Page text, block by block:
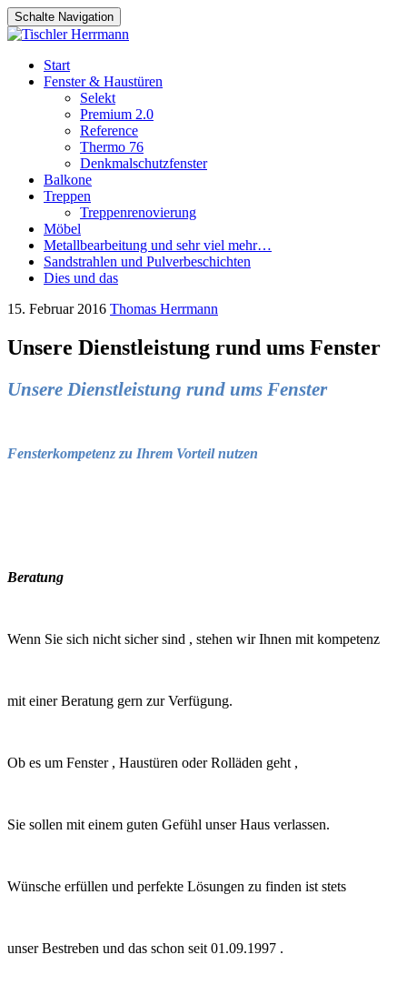
Schalte Navigation
Zum
Inhalt
Start
Fenster & Haustüren
Selekt
Premium 2.0
Reference
Thermo 76
Denkmalschutzfenster
Balkone
Treppen
Treppenrenovierung
Möbel
Metallbearbeitung und sehr viel mehr…
Sandstrahlen und Pulverbeschichten
Dies und das
15. Februar 2016 Thomas Herrmann
Unsere Dienstleistung rund ums Fenster
Unsere Dienstleistung rund ums Fenster
Fensterkompetenz zu Ihrem Vorteil nutzen
Beratung
Wenn Sie sich nicht sicher sind , stehen wir Ihnen mit kompetenz
mit einer Beratung gern zur Verfügung.
Ob es um Fenster , Haustüren oder Rolläden geht ,
Sie sollen mit einem guten Gefühl unser Haus verlassen.
Wünsche erfüllen und perfekte Lösungen zu finden ist stets
unser Bestreben und das schon seit 01.09.1997 .